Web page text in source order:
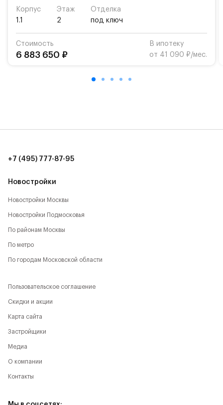
Корпус
1.1
Этаж
2
Отделка
под ключ
Стоимость
6 883 650 ₽
В ипотеку
от 41 090 ₽/мес.
Новостройки
Новостройки Москвы
Новостройки Подмосковья
По районам Москвы
По метро
По городам Московской области
+7 (495) 777-87-95
Пользовательское соглашение
Скидки и акции
Карта сайта
Застройщики
Медиа
О компании
Контакты